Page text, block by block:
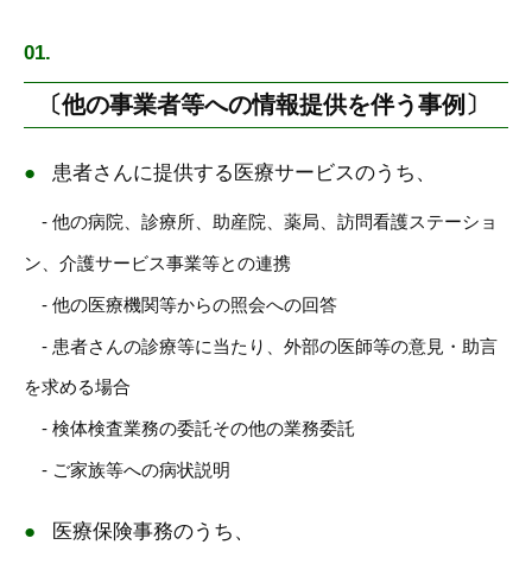
〔他の事業者等への情報提供を伴う事例〕
患者さんに提供する医療サービスのうち、
- 他の病院、診療所、助産院、薬局、訪問看護ステーショ
ン、介護サービス事業等との連携
- 他の医療機関等からの照会への回答
- 患者さんの診療等に当たり、外部の医師等の意見・助言
を求める場合
- 検体検査業務の委託その他の業務委託
- ご家族等への病状説明
医療保険事務のうち、